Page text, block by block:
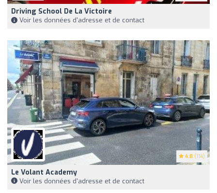
Driving School De La Victoire
Voir les données d'adresse et de contact
4.8 (114)
Le Volant Academy
Voir les données d'adresse et de contact